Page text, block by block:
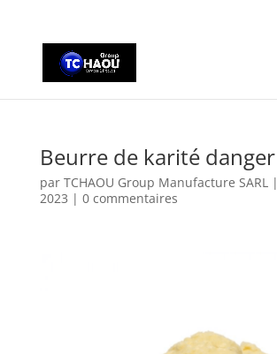
Beurre de karité danger
par TCHAOU Group Manufacture SARL|
2023 | 0 commentaires